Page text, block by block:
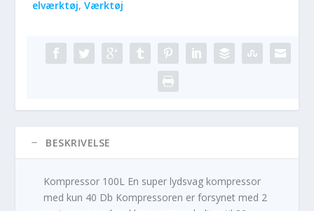
elværktøj,Værktøj
BESKRIVELSE
Kompressor 100L En super lydsvag kompressor
med kun 40 Db Kompressoren er forsynet med 2